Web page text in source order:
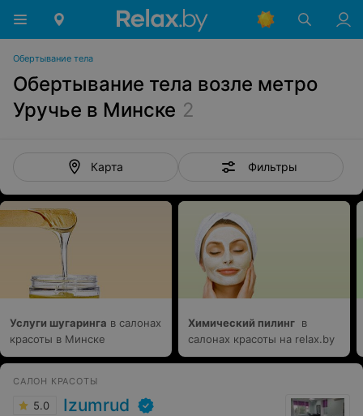
Обертывание тела
Обертывание тела возле метро
Уручье в Минске 2
Карта Фильтры
Услуги шугаринга в салонах
красоты в Минске
Химический пилинг в
салонах красоты на relax.by
САЛОН КРАСОТЫ
5.0 Izumrud